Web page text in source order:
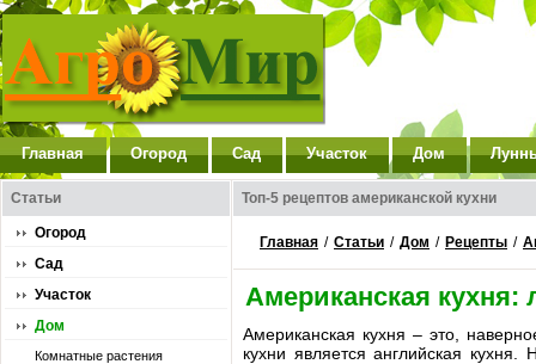
Главная Огород Сад Участок Дом
Статьи
Огород
Сад
Участок
Дом
Комнатные растения
Топ-5 рецептов американской кухни
Главная / Статьи / Дом / Рецепты /
Американская
Американская кухня – это,
кухни является английская